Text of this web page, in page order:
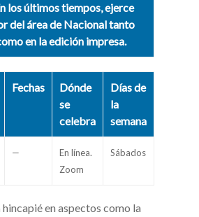
los últimos tiempos, ejerce
del área de Nacional tanto
en la edición impresa.
Fechas
Dónde
se
celebra
Días de
la
semana
—
En línea.
Zoom
Sábados
en aspectos como la